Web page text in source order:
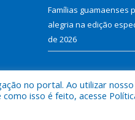
Famílias guamaenses
alegria na edição
de 2026
no portal. Ao utilizar
isso é feito, acesse